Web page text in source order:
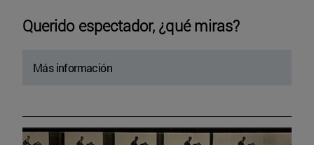
Querido espectador, ¿qué miras?
Más información